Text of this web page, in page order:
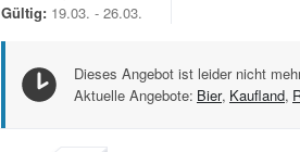
Gültig: 19.03. - 26.03.
Dieses Angebot ist leider nicht
Aktuelle Angebote: Bier, Kaufland,